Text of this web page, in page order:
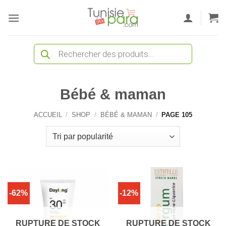
Recherche
produits
Bébé & maman
ACCUEIL / SHOP / BÉBÉ & MAMAN / PAGE 105
-62%
RUPTURE DE STOCK
-12%
RUPTURE DE STOCK